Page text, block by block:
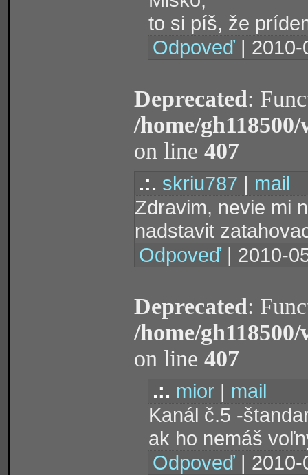
to si píš, že
Odpoveď |
Deprecated:
/home/
on line 407
.:. skriu787 | mail
Zdravim, nevie mi
nadstavit
Odpoveď | 2010-
Deprecated:
/home/
on line 407
.:. mior | mail
Kanál č.5 -
ak ho nemáš
Odpoveď |